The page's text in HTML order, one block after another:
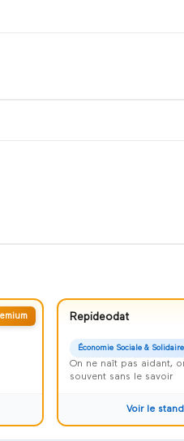
Repideodat
Économie Sociale & Solidaire
On ne naît pas aidant,
souvent sans le savoir
Voir le